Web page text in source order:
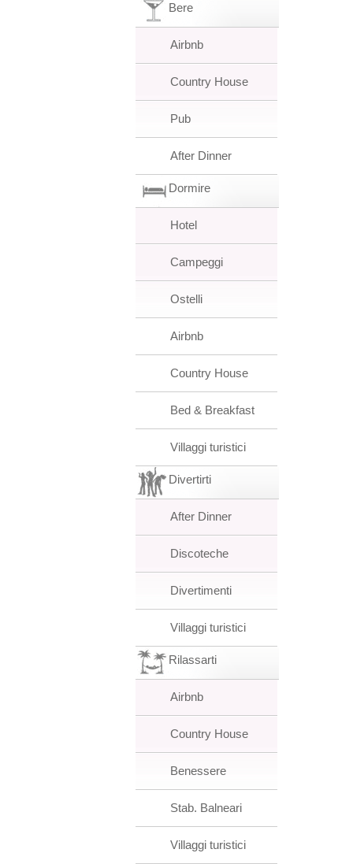
Bere
Airbnb
Country House
Pub
After Dinner
Dormire
Hotel
Campeggi
Ostelli
Airbnb
Country House
Bed & Breakfast
Villaggi turistici
Divertirti
After Dinner
Discoteche
Divertimenti
Villaggi turistici
Rilassarti
Airbnb
Country House
Benessere
Stab. Balneari
Villaggi turistici